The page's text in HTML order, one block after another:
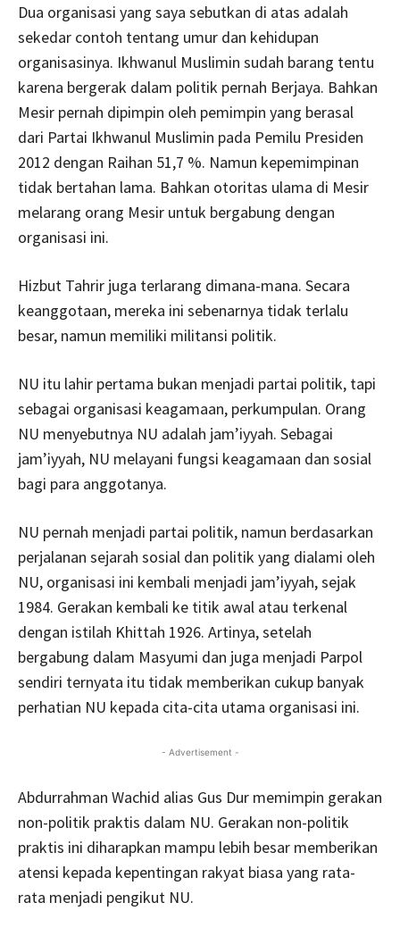
Dua organisasi yang saya sebutkan di atas adalah
sekedar contoh tentang umur dan kehidupan
organisasinya. Ikhwanul Muslimin sudah barang tentu
karena bergerak dalam politik pernah Berjaya. Bahkan
Mesir pernah dipimpin oleh pemimpin yang berasal
dari Partai Ikhwanul Muslimin pada Pemilu Presiden
2012 dengan Raihan 51,7 %. Namun kepemimpinan
tidak bertahan lama. Bahkan otoritas ulama di Mesir
melarang orang Mesir untuk bergabung dengan
organisasi ini.
Hizbut Tahrir juga terlarang dimana-mana. Secara
keanggotaan, mereka ini sebenarnya tidak terlalu
besar, namun memiliki militansi politik.
NU itu lahir pertama bukan menjadi partai politik, tapi
sebagai organisasi keagamaan, perkumpulan. Orang
NU menyebutnya NU adalah jam’iyyah. Sebagai
jam’iyyah, NU melayani fungsi keagamaan dan sosial
bagi para anggotanya.
NU pernah menjadi partai politik, namun berdasarkan
perjalanan sejarah sosial dan politik yang dialami oleh
NU, organisasi ini kembali menjadi jam’iyyah, sejak
1984. Gerakan kembali ke titik awal atau terkenal
dengan istilah Khittah 1926. Artinya, setelah
bergabung dalam Masyumi dan juga menjadi Parpol
sendiri ternyata itu tidak memberikan cukup banyak
perhatian NU kepada cita-cita utama organisasi ini.
- Advertisement -
Abdurrahman Wachid alias Gus Dur memimpin gerakan
non-politik praktis dalam NU. Gerakan non-politik
praktis ini diharapkan mampu lebih besar memberikan
atensi kepada kepentingan rakyat biasa yang rata-
rata menjadi pengikut NU.